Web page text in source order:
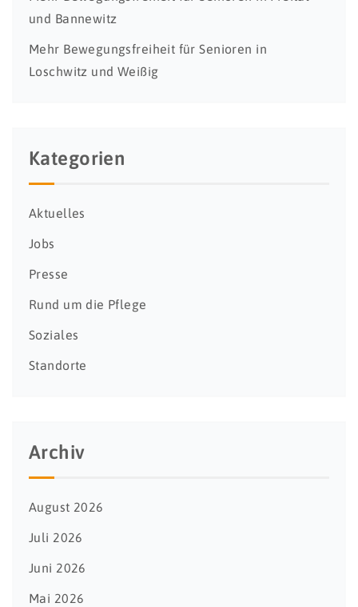
und Bannewitz
Mehr Bewegungsfreiheit für Senioren in
Loschwitz und Weißig
Kategorien
Aktuelles
Jobs
Presse
Rund um die Pflege
Soziales
Standorte
Archiv
August 2026
Juli 2026
Juni 2026
Mai 2026